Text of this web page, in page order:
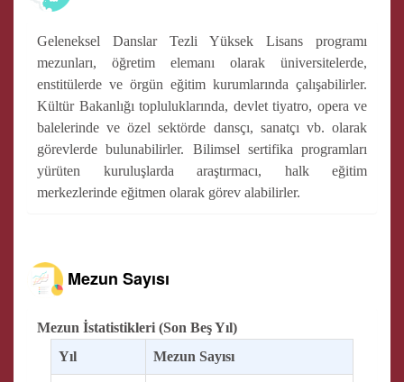
Geleneksel Danslar Tezli Yüksek Lisans programı
mezunları, öğretim elemanı olarak üniversitelerde,
enstitülerde ve örgün eğitim kurumlarında çalışabilirler.
Kültür Bakanlığı topluluklarında, devlet tiyatro, opera ve
balelerinde ve özel sektörde dansçı, sanatçı vb. olarak
görevlerde bulunabilirler. Bilimsel sertifika programları
yürüten kuruluşlarda araştırmacı, halk eğitim
merkezlerinde eğitmen olarak görev alabilirler.
Mezun Sayısı
Mezun İstatistikleri (Son Beş Yıl)
Yıl
Mezun Sayısı